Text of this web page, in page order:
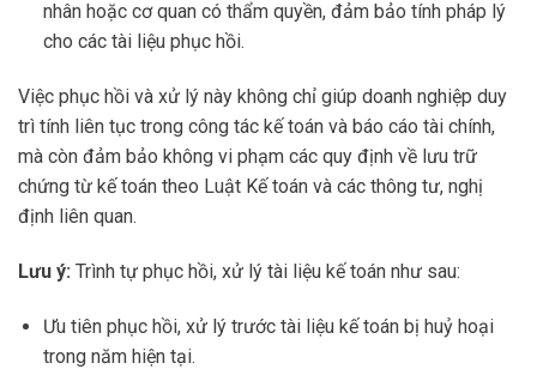
nhân hoặc cơ quan có thẩm quyền, đảm bảo tính pháp lý
cho các tài liệu phục hồi.
Việc phục hồi và xử lý này không chỉ giúp doanh nghiệp duy
trì tính liên tục trong công tác kế toán và báo cáo tài chính,
mà còn đảm bảo không vi phạm các quy định về lưu trữ
chứng từ kế toán theo Luật Kế toán và các thông tư, nghị
định liên quan.
Lưu ý: Trình tự phục hồi, xử lý tài liệu kế toán như sau:
Ưu tiên phục hồi, xử lý trước tài liệu kế toán bị huỷ hoại
trong năm hiện tại.